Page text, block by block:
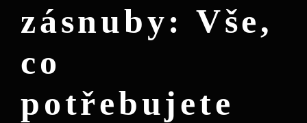
zásnuby: Vše,
co
potřebujete